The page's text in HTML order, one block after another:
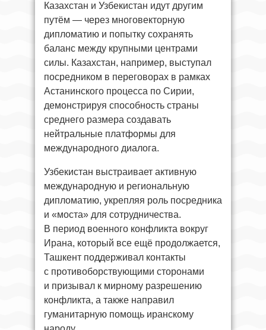
Казахстан и Узбекистан идут другим
путём — через многовекторную
дипломатию и попытку сохранять
баланс между крупными центрами
силы. Казахстан, например, выступал
посредником в переговорах в рамках
Астанинского процесса по Сирии,
демонстрируя способность страны
среднего размера создавать
нейтральные платформы для
международного диалога.
Узбекистан выстраивает активную
международную и региональную
дипломатию, укрепляя роль посредника
и «моста» для сотрудничества.
В период военного конфликта вокруг
Ирана, который все ещё продолжается,
Ташкент поддерживал контакты
с противоборствующими сторонами
и призывал к мирному разрешению
конфликта, а также направил
гуманитарную помощь иранскому